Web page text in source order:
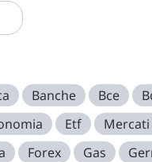
Banche Bce
Etf
Forex Gas